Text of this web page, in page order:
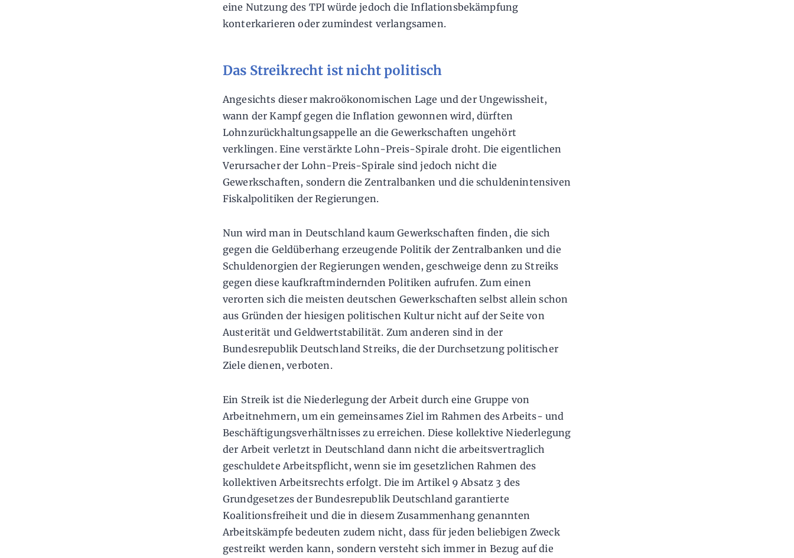
eine Nutzung des TPI würde jedoch die Inflationsbekämpfung
konterkarieren oder zumindest verlangsamen.
Das Streikrecht ist nicht politisch
Angesichts dieser makroökonomischen Lage und der Ungewissheit,
wann der Kampf gegen die Inflation gewonnen wird, dürften
Lohnzurückhaltungsappelle an die Gewerkschaften ungehört
verklingen. Eine verstärkte Lohn-Preis-Spirale droht. Die eigentlichen
Verursacher der Lohn-Preis-Spirale sind jedoch nicht die
Gewerkschaften, sondern die Zentralbanken und die schuldenintensiven
Fiskalpolitiken der Regierungen.
Nun wird man in Deutschland kaum Gewerkschaften finden, die sich
gegen die Geldüberhang erzeugende Politik der Zentralbanken und die
Schuldenorgien der Regierungen wenden, geschweige denn zu Streiks
gegen diese kaufkraftmindernden Politiken aufrufen. Zum einen
verorten sich die meisten deutschen Gewerkschaften selbst allein schon
aus Gründen der hiesigen politischen Kultur nicht auf der Seite von
Austerität und Geldwertstabilität. Zum anderen sind in der
Bundesrepublik Deutschland Streiks, die der Durchsetzung politischer
Ziele dienen, verboten.
Ein Streik ist die Niederlegung der Arbeit durch eine Gruppe von
Arbeitnehmern, um ein gemeinsames Ziel im Rahmen des Arbeits- und
Beschäftigungsverhältnisses zu erreichen. Diese kollektive Niederlegung
der Arbeit verletzt in Deutschland dann nicht die arbeitsvertraglich
geschuldete Arbeitspflicht, wenn sie im gesetzlichen Rahmen des
kollektiven Arbeitsrechts erfolgt. Die im Artikel 9 Absatz 3 des
Grundgesetzes der Bundesrepublik Deutschland garantierte
Koalitionsfreiheit und die in diesem Zusammenhang genannten
Arbeitskämpfe bedeuten zudem nicht, dass für jeden beliebigen Zweck
gestreikt werden kann, sondern versteht sich immer in Bezug auf die